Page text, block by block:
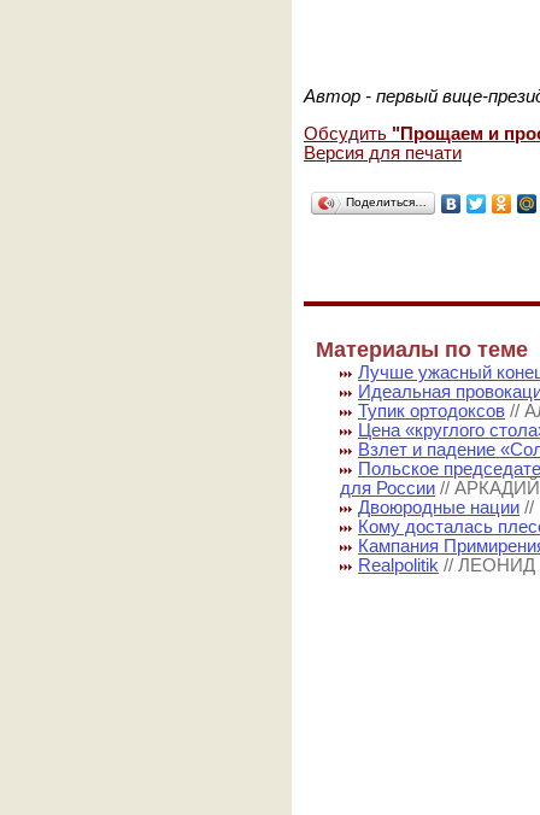
Автор - первый вице-
Обсудить "Прощаем и
Версия для печати
Поделиться…
Материалы по теме
Лучше ужасный
Идеальная
Тупик ортодоксов //
Цена «круглого
Взлет и падение
Польское
для России //
Двоюродные нации //
Кому досталась
Кампания
Realpolitik //